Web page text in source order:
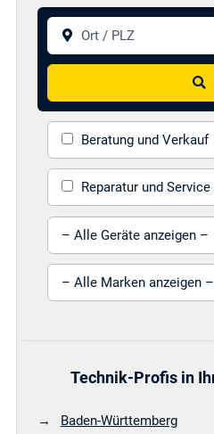
Ort / PLZ
Suchen
Beratung und Verkauf
Reparatur und Service
Gerät auswählen
Marke auswählen
Technik-Profis in
Baden-Württemberg